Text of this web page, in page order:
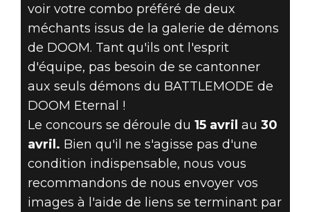
voir votre combo préféré de deux
méchants issus de la galerie de démons
de DOOM. Tant qu'ils ont l'esprit
d'équipe, pas besoin de se cantonner
aux seuls démons du BATTLEMODE de
DOOM Eternal !
Le concours se déroule du 15 avril au 30
avril. Bien qu'il ne s'agisse pas d'une
condition indispensable, nous vous
recommandons de nous envoyer vos
images à l'aide de liens se terminant par